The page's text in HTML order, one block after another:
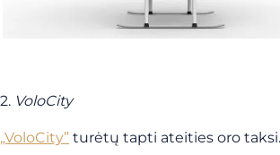
2. VoloCity
„VoloCity” turėtų tapti ateities oro